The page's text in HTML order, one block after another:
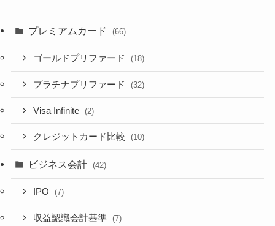
プレミアムカード (66)
ゴールドプリファード (18)
プラチナプリファード (32)
Visa Infinite (2)
クレジットカード比較 (10)
ビジネス会計 (42)
IPO (7)
収益認識会計基準 (7)